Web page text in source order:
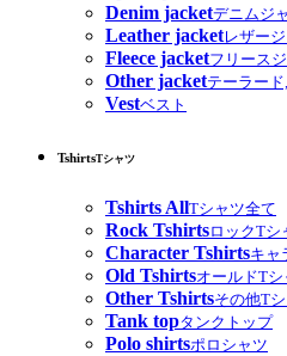
Denim jacketデニムジ
Leather jacketレザー
Fleece jacketフリース
Other jacketテーラー
Vestベスト
TshirtsTシャツ
Tshirts AllTシャツ全て
Rock TshirtsロックTシ
Character Tshirtsキャ
Old TshirtsオールドTシ
Other Tshirtsその他T
Tank topタンクトップ
Polo shirtsポロシャツ